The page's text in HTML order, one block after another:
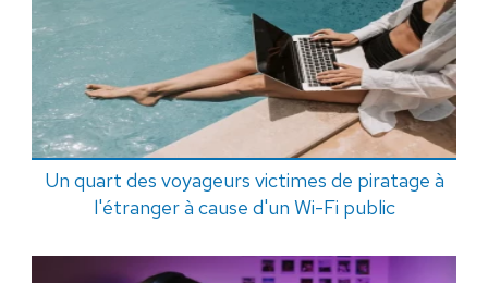
Un quart des voyageurs victimes de piratage à
l'étranger à cause d'un Wi-Fi public